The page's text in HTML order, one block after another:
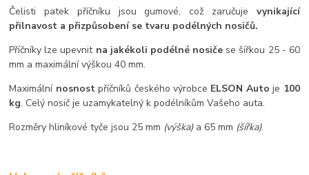
Čelisti patek příčníku jsou gumové, což zaručuje vynikající
přilnavost a přizpůsobení se tvaru podélných nosičů.
Příčníky lze upevnit na jakékoli podélné nosiče se šířkou 25 - 60
mm a maximální výškou 40 mm.
Maximální nosnostpříčníků českého výrobce ELSON Autoje 100
kg. Celý nosič je uzamykatelný k podélníkům Vašeho auta.
Rozměry hliníkové tyče jsou 25 mm (výška)a 65 mm (šířka).